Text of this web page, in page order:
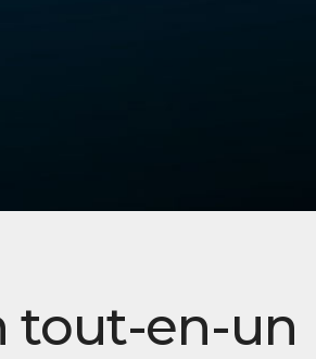
tout-en-un